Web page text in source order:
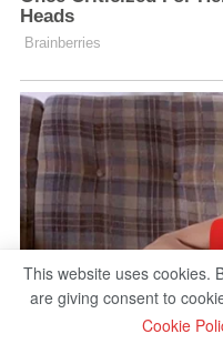
This website uses cookies.
are giving consent to
Cookie